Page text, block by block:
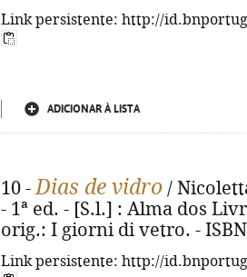
Link persistente: http://
ADICIONAR À LISTA
10 -Dias de vidro /
- 1ª ed. - [S.l.] : Alma dos
orig.: I giorni di vetro. - ISBN
Link persistente: http://